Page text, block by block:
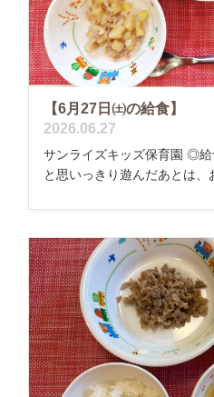
【6月27日㈯の給食】
2026.06.27
サンライズキッズ保育園 ◎
と思いっきり遊んだあとは、